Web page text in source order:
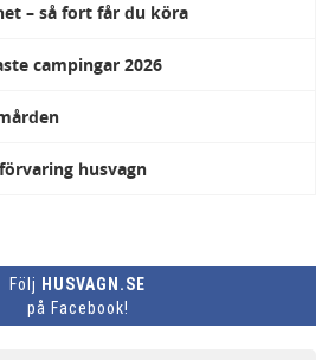
– så fort får du köra
campingar 2026
husvagn
Följ HUSVAGN.SE
på Facebook!